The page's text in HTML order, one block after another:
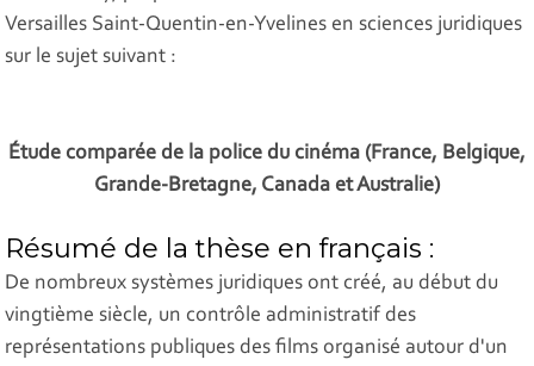
Versailles Saint-Quentin-en-Yvelines en sciences juridiques
sur le sujet suivant :
Étude comparée de la police du cinéma (France, Belgique,
Grande-Bretagne, Canada et Australie)
Résumé de la thèse en français :
De nombreux systèmes juridiques ont créé, au début du
vingtième siècle, un contrôle administratif des
représentations publiques des films organisé autour d'un